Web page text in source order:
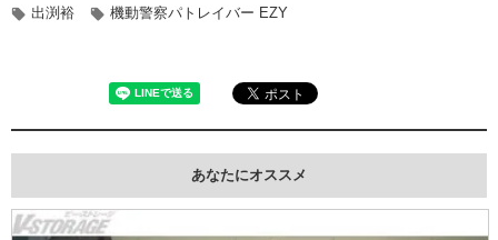
出渕裕 機動警察パトレイバー EZY
あなたにオススメ